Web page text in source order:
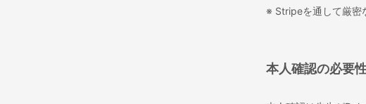
※ Stripeを通して厳密
本人確認の必要